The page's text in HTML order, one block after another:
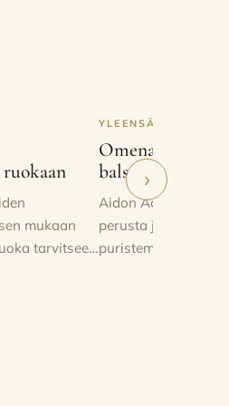
Modena I.G.P. -
mukaan
tarvitsee…
YLEENSÄ
Omenat
Aidon Aceto
perusta ja ainoa
puristemehu.
›